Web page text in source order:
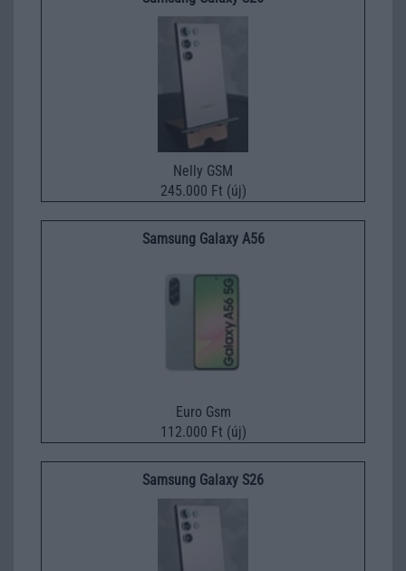
Nelly GSM
245.000 Ft (új)
Samsung Galaxy A56
Euro Gsm
112.000 Ft (új)
Samsung Galaxy S26